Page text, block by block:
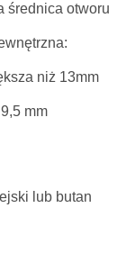
średnica otworu
niż 13mm
mm
lub butan